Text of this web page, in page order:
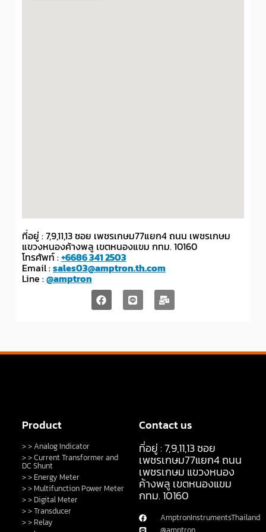
ที่อยู่ : 7,9,11,13 ซอย เพชรเกษม77แยก4 ถนน เพชรเกษม
แขวงหนองค้างพลู เขตหนองแขม กทม. 10160
โทรศัพท์ :+6686 341 2503
Email :sales03@amptron.th.com
Line :@amptron
Product
> > Analog Indicator
> > Current Transformer and
DC Shunt
> > Energy Meter
> > Multifunction Power Meter
> > Digital Meter
> > Transducer
> > Relay
Contact us
ที่อยู่ : 7,9,11,13 ซอย
เพชรเกษม77แยก4 ถนน
เพชรเกษม แขวงหนอง
ค้างพลู เขตหนองแขม
กทม. 10160
AmptronInstrumentsThailand